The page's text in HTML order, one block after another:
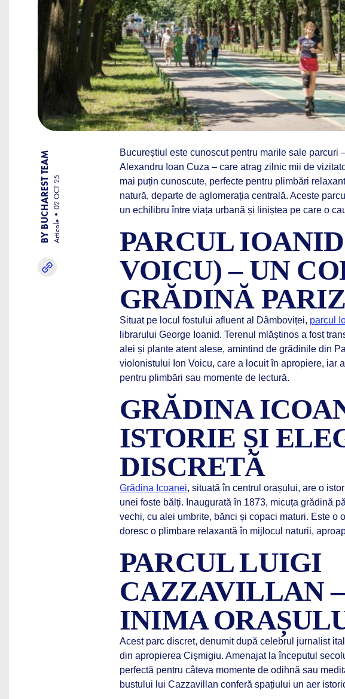
BY BUCHAREST TEAM Articole
02 OCT 25
Bucureștiul este cunoscut pentru marile sale parcuri
Alexandru Ioan Cuza – care atrag zilnic mii de
mai puțin cunoscute, perfecte pentru plimbări
natură, departe de aglomerația centrală. Aceste
un echilibru între viața urbană și liniștea pe care o
PARCUL
VOICU) – UN
GRĂDINĂ
Situat pe locul fostului afluent al Dâmboviței, parcul
librarului George Ioanid. Terenul mlăștinos a fost
alei și plante atent alese, amintind de grădinile din
violonistului Ion Voicu, care a locuit în apropiere, iar
pentru plimbări sau momente de lectură.
GRĂDINA
ISTORIE ȘI
DISCRETĂ
Grădina Icoanei, situată în centrul orașului, are o
unei foste bălți. Inaugurată în 1873, micuța grădină
vechi, cu alei umbrite, bănci și copaci maturi. Este o
doresc o plimbare relaxantă în mijlocul naturii,
PARCUL LUIGI
CAZZAVILLAN
INIMA
Acest parc discret, denumit după celebrul jurnalist
din apropierea Cişmigiu. Amenajat la începutul
perfectă pentru câteva momente de odihnă sau
bustului lui Cazzavillan conferă spațiului un aer